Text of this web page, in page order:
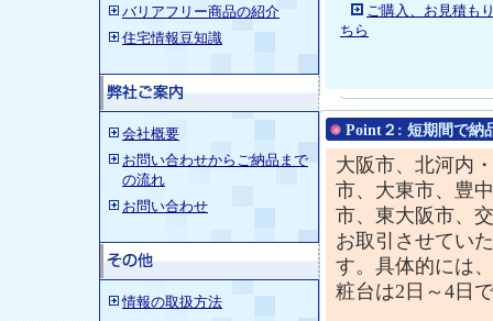
バリアフリー商品の紹介
住宅情報豆知識
会社概要
お問い合わせからご納品まで
の流れ
お問い合わせ
情報の取扱方法
ご購入、お見積も
ちら
Point２: 短期間で納
大阪市、北河内
市、大東市、豊
市、東大阪市、
お取引させてい
す。具体的には
粧台は2日～4日